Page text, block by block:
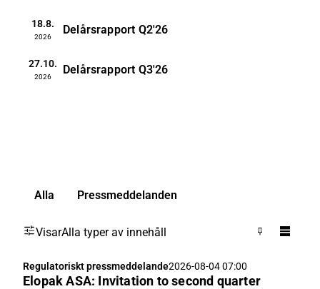
18.8.
2026
Delårsrapport Q2'26
27.10.
2026
Delårsrapport Q3'26
Alla Pressmeddelanden
VisarAlla typer av innehåll
Regulatoriskt pressmeddelande2026-08-04 07:00
Elopak ASA: Invitation to second quarter